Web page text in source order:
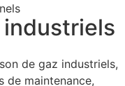
de gaz industriels,
de maintenance,